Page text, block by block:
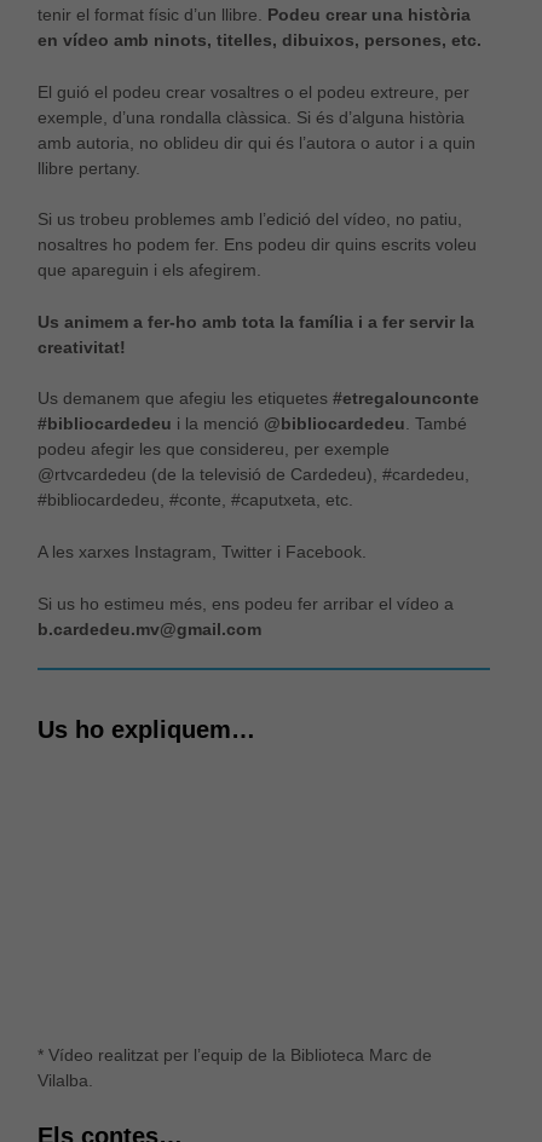
tenir el format físic d’un llibre. Podeu crear una història
en vídeo amb ninots, titelles, dibuixos, persones, etc.
El guió el podeu crear vosaltres o el podeu extreure, per
exemple, d’una rondalla clàssica. Si és d’alguna història
amb autoria, no oblideu dir qui és l’autora o autor i a quin
llibre pertany.
Si us trobeu problemes amb l’edició del vídeo, no patiu,
nosaltres ho podem fer. Ens podeu dir quins escrits voleu
que apareguin i els afegirem.
Us animem a fer-ho amb tota la família i a fer servir la
creativitat!
Us demanem que afegiu les etiquetes #etregalounconte
#bibliocardedeu i la menció @bibliocardedeu. També
podeu afegir les que considereu, per exemple
@rtvcardedeu (de la televisió de Cardedeu), #cardedeu,
#bibliocardedeu, #conte, #caputxeta, etc.
A les xarxes Instagram, Twitter i Facebook.
Si us ho estimeu més, ens podeu fer arribar el vídeo a
b.cardedeu.mv@gmail.com
Us ho expliquem…
veure aquest contingut. El més probable és que
tinguis l'experiència desactivada.
* Vídeo realitzat per l’equip de la Biblioteca Marc de
Vilalba.
Els contes…